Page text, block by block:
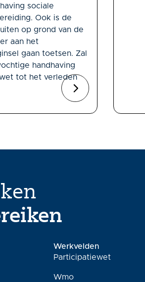
sociale
Ook is de
op grond van de
aan het
gaan toetsen. Zal
handhaving
tot het verleden
Werkvelden
Participatiewet
Wmo